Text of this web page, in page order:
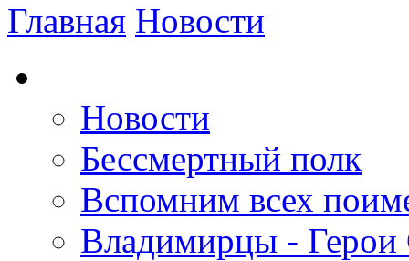
Главная Новости
Новости
Бессмертный полк
Вспомним всех
Владимирцы - Герои